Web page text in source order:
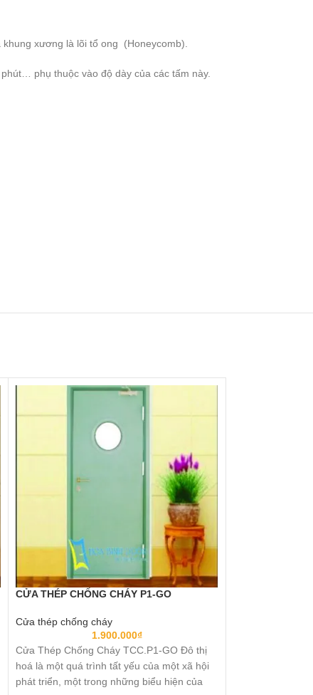
xương là lõi tổ ong (Honeycomb).
phụ thuộc vào độ dày của các tấm này.
CỬA THÉP CHỐNG CHÁY P1-GO
Cửa thép chống cháy
1.900.000₫
Cửa Thép Chống Cháy TCC.P1-GO Đô thị
hoá là một quá trình tất yếu của một xã hội
phát triển, một trong những biểu hiện của